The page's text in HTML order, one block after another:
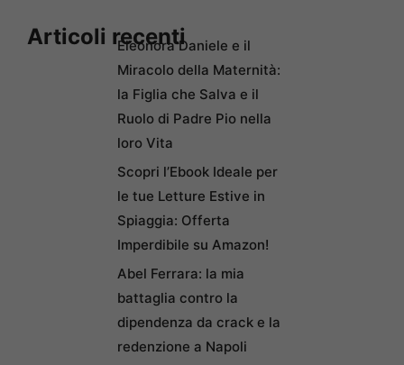
Articoli recentiEleonora Daniele e il
Miracolo della Maternità:
la Figlia che Salva e il
Ruolo di Padre Pio nella
loro Vita
Scopri l’Ebook Ideale per
le tue Letture Estive in
Spiaggia: Offerta
Imperdibile su Amazon!
Abel Ferrara: la mia
battaglia contro la
dipendenza da crack e la
redenzione a Napoli